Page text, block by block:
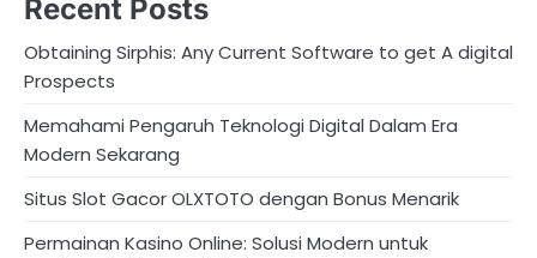
Recent Posts
Obtaining Sirphis: Any Current Software to get A digital
Prospects
Memahami Pengaruh Teknologi Digital Dalam Era
Modern Sekarang
Situs Slot Gacor OLXTOTO dengan Bonus Menarik
Permainan Kasino Online: Solusi Modern untuk